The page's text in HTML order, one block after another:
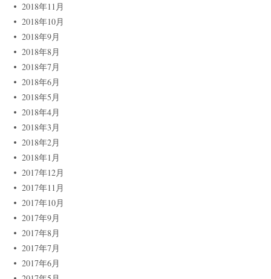
2018年11月
2018年10月
2018年9月
2018年8月
2018年7月
2018年6月
2018年5月
2018年4月
2018年3月
2018年2月
2018年1月
2017年12月
2017年11月
2017年10月
2017年9月
2017年8月
2017年7月
2017年6月